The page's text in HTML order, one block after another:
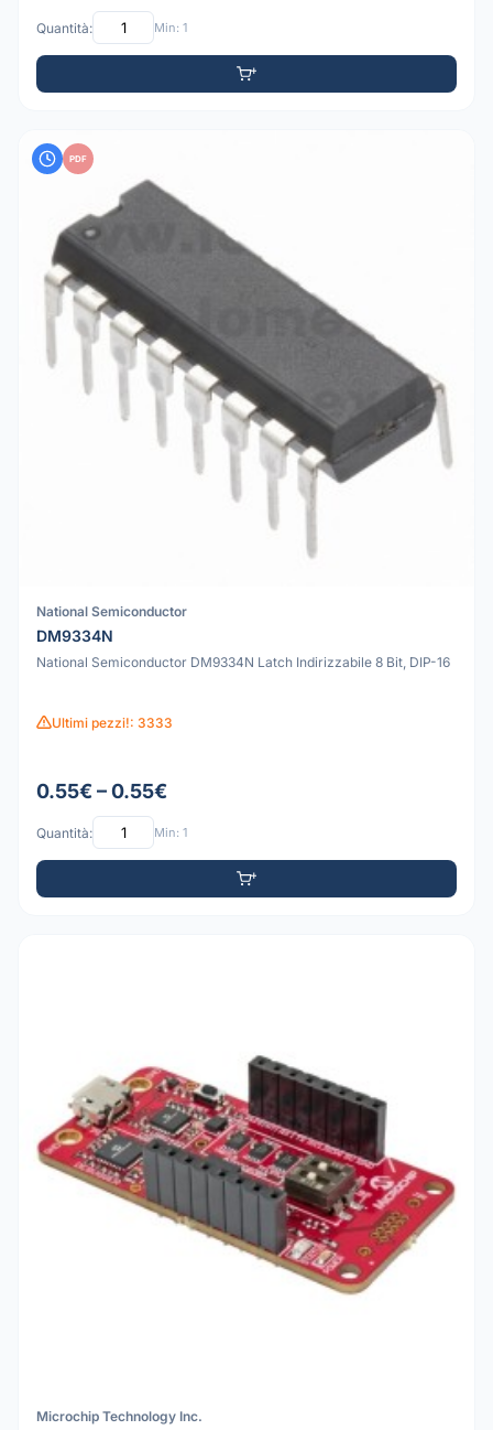
Quantità: Min: 1
PDF
National Semiconductor
DM9334N
National Semiconductor DM9334N Latch Indirizzabile 8 Bit, DIP-16
Ultimi pezzi!: 3333
0.55€ – 0.55€
Quantità: Min: 1
Microchip Technology Inc.